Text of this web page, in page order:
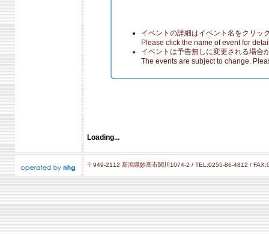
イベントの詳細はイベント名をクリッ
Please click the name of event for
イベントは予告無しに変更される場合
The events are subject to change.
Loading...
〒949-2112 新潟県妙高市関川1074-2 / TEL:0255-86-4812 /